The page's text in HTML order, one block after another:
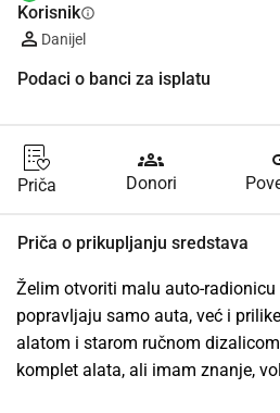
Korisnikinfo
Danijel
Podaci o banci za isplatu
Priča
groups
Donori
Priča o prikupljanju sredstava
Želim otvoriti malu auto-
popravljaju samo auta, već i
alatom i starom ručnom
komplet alata, ali imam znanje,